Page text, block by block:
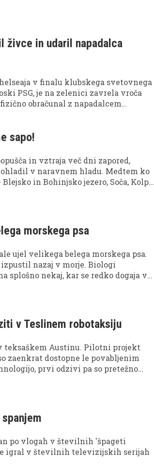
živce in udaril napadalca
v finalu klubskega svetovnega
PSG, je na zelenici zavrela vroča
obračunal z napadalcem
sapo!
in vztraja več dni zapored,
v naravnem hladu. Medtem ko
in Bohinjsko jezero, Soča, Kolpa,
največjih kanjonov v naši bližini.
morskega psa
ujel velikega belega morskega psa.
nazaj v morje. Biologi
splošno nekaj, kar se redko dogaja v
v Teslinem robotaksiju
teksaškem Austinu. Pilotni projekt
zaenkrat dostopne le povabljenim
prvi odzivi pa so pretežno
po vlogah v številnih 'špageti
igral v številnih televizijskih serijah